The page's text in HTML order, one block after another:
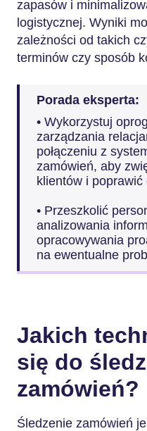
zapasów i
logistycznej. Wyniki
zależności od takich
terminów czy sposób
Porada eksperta:
• Wykorzystuj
zarządzania
połączeniu z
zamówień, aby
klientów i poprawić
• Przeszkolić
analizowania
opracowywania
na ewentualne
Jakich
się do
zamówień?
Śledzenie zamówień